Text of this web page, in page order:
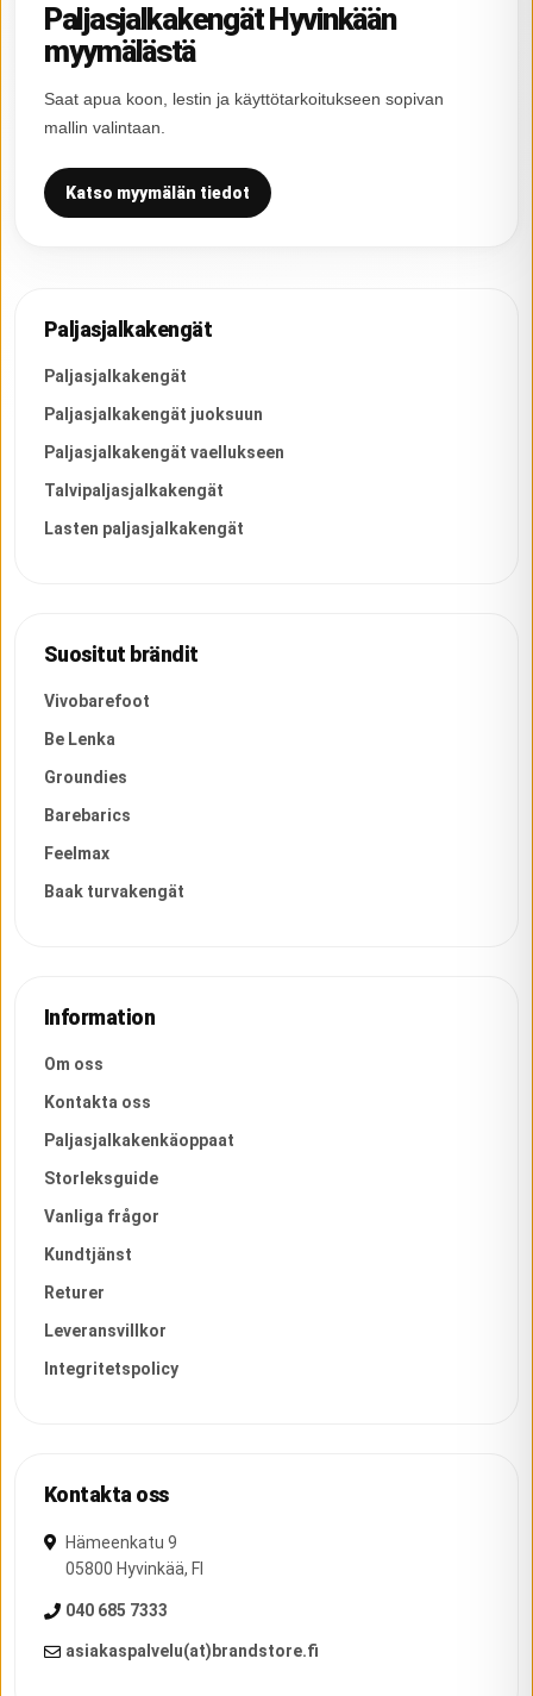
Paljasjalkakengät Hyvinkään
myymälästä
Saat apua koon, lestin ja käyttötarkoitukseen sopivan
mallin valintaan.
Katso myymälän tiedot
Paljasjalkakengät
Paljasjalkakengät
Paljasjalkakengät juoksuun
Paljasjalkakengät vaellukseen
Talvipaljasjalkakengät
Lasten paljasjalkakengät
Suositut brändit
Vivobarefoot
Be Lenka
Groundies
Barebarics
Feelmax
Baak turvakengät
Information
Om oss
Kontakta oss
Paljasjalkakenkäoppaat
Storleksguide
Vanliga frågor
Kundtjänst
Returer
Leveransvillkor
Integritetspolicy
Kontakta oss
Hämeenkatu 9
05800 Hyvinkää, FI
040 685 7333
asiakaspalvelu(at)brandstore.fi